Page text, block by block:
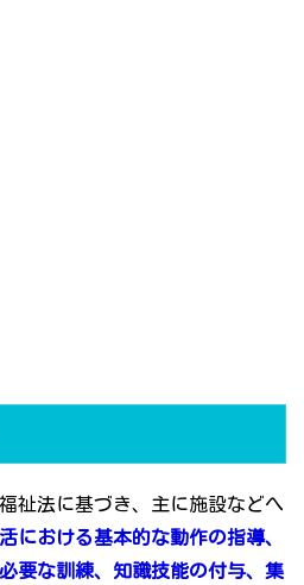
祉法に基づき、主に施設などへ
における基本的な動作の指導、
要な訓練、知識技能の付与、集